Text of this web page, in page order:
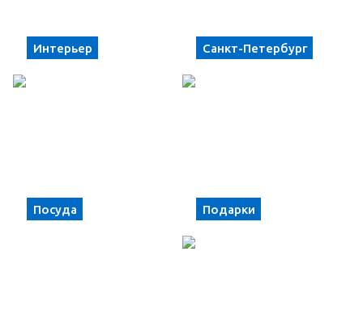
Интерьер Санкт-Петербург
Посуда Подарки